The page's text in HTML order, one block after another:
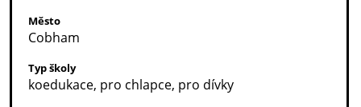
Město
Cobham
Typ školy
koedukace, pro chlapce, pro dívky